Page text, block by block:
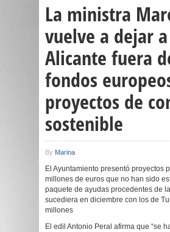
La ministra
vuelve a dejar a
Alicante fuera
fondos
proyectos de
sostenible
By Marina
El Ayuntamiento presentó proyectos
millones de euros que no han sido
paquete de ayudas procedentes de
sucediera en diciembre con los de
millones
El edil Antonio Peral afirma que “se